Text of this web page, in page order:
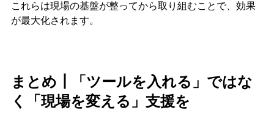
これらは現場の基盤が整ってから取り組むことで、効果
が最大化されます。
まとめ┃「ツールを入れる」ではな
く「現場を変える」支援を